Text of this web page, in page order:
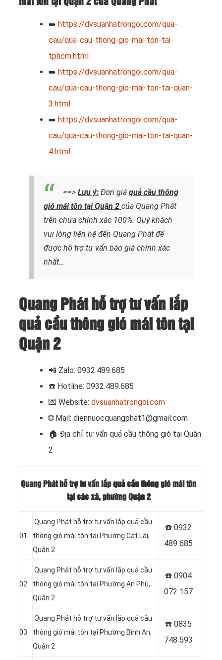
mái tôn tại Quận 2 của Quang Phát
➡️ https://dvsuanhatrongoi.com/qua-
cau/qua-cau-thong-gio-mai-ton-tai-
tphcm.html
➡️ https://dvsuanhatrongoi.com/qua-
cau/qua-cau-thong-gio-mai-ton-tai-quan-
3.html
➡️ https://dvsuanhatrongoi.com/qua-
cau/qua-cau-thong-gio-mai-ton-tai-quan-
4.html
==> Lưu ý: Đơn giá quả cầu thông
gió mái tôn tại Quận 2 của Quang Phát
trên chưa chính xác 100%. Quý khách
vui lòng liên hệ đến Quang Phát để
được hỗ trợ tư vấn báo giá chính xác
nhất…
Quang Phát hỗ trợ tư vấn lắp
quả cầu thông gió mái tôn tại
Quận 2
📲 Zalo: 0932.489.685
☎️ Hotline: 0932.489.685
💌 Website: dvsuanhatrongoi.com
🌐 Mail: diennuocquangphat1@gmail.com
🏠 Địa chỉ tư vấn quả cầu thông gió tại Quận
2
Quang Phát hỗ trợ tư vấn lắp quả cầu thông gió mái tôn
tại các xã, phường Quận 2
01
Quang Phát hỗ trợ tư vấn lắp quả cầu
thông gió mái tôn tại Phường Cát Lái,
Quận 2
☎️ 0932
489 685
02
Quang Phát hỗ trợ tư vấn lắp quả cầu
thông gió mái tôn tại Phường An Phú,
Quận 2
☎️ 0904
072 157
03
Quang Phát hỗ trợ tư vấn lắp quả cầu
thông gió mái tôn tại Phường Bình An,
Quận 2
☎️ 0835
748 593